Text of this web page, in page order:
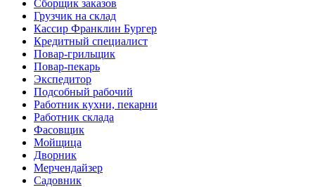
Сборщик заказов
Грузчик на склад
Кассир Франклин Бургер
Кредитный специалист
Повар-грильщик
Повар-пекарь
Экспедитор
Подсобный рабочий
Работник кухни, пекарни
Работник склада
Фасовщик
Мойщица
Дворник
Мерчендайзер
Садовник